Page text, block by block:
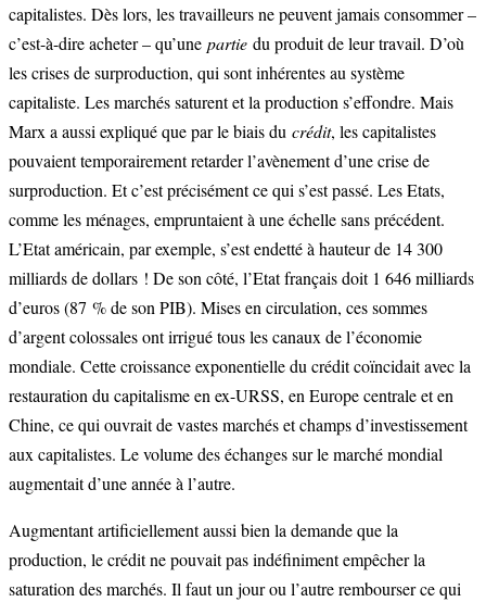
capitalistes. Dès lors, les travailleurs ne peuvent jamais consommer –
c’est-à-dire acheter – qu’une partie du produit de leur travail. D’où
les crises de surproduction, qui sont inhérentes au système
capitaliste. Les marchés saturent et la production s’effondre. Mais
Marx a aussi expliqué que par le biais du crédit, les capitalistes
pouvaient temporairement retarder l’avènement d’une crise de
surproduction. Et c’est précisément ce qui s’est passé. Les Etats,
comme les ménages, empruntaient à une échelle sans précédent.
L’Etat américain, par exemple, s’est endetté à hauteur de 14 300
milliards de dollars ! De son côté, l’Etat français doit 1 646 milliards
d’euros (87 % de son PIB). Mises en circulation, ces sommes
d’argent colossales ont irrigué tous les canaux de l’économie
mondiale. Cette croissance exponentielle du crédit coïncidait avec la
restauration du capitalisme en ex-URSS, en Europe centrale et en
Chine, ce qui ouvrait de vastes marchés et champs d’investissement
aux capitalistes. Le volume des échanges sur le marché mondial
augmentait d’une année à l’autre.
Augmentant artificiellement aussi bien la demande que la
production, le crédit ne pouvait pas indéfiniment empêcher la
saturation des marchés. Il faut un jour ou l’autre rembourser ce qui